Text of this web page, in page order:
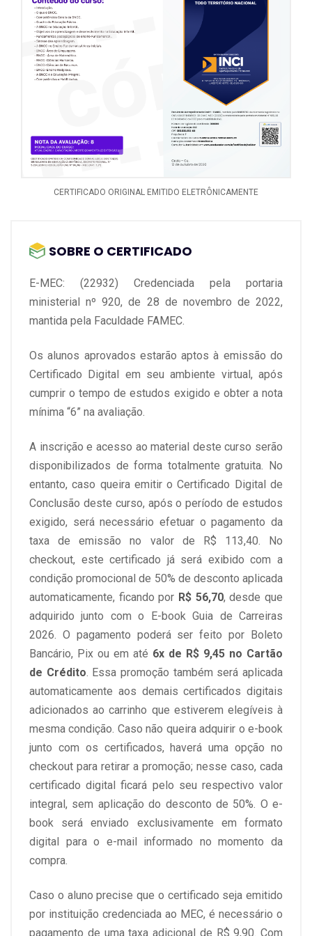
- Alguns aspectos importantes de serem observados.
- Uma breve história da Psicopedagogia.
- A Pedagogia no Brasil.
- Formação do Psicopedagogo na Instituição.
- A Reeducação: a atenção às adversidades.
- Psicopedagogia: medicina e educação.
- ABPP
- Código de ética da ABPP.
- Regulamentação da atividade de Psicopedagogia.
CERTIFICADO ORIGINAL EMITIDO ELETRÔNICAMENTE
SOBRE O CERTIFICADO
E-MEC: (22932) Credenciada pela portaria
ministerial nº 920, de 28 de novembro de 2022,
mantida pela Faculdade FAMEC.
Os alunos aprovados estarão aptos à emissão do
Certificado Digital em seu ambiente virtual, após
cumprir o tempo de estudos exigido e obter a nota
mínima “6” na avaliação.
A inscrição e acesso ao material deste curso serão
disponibilizados de forma totalmente gratuita. No
entanto, caso queira emitir o Certificado Digital de
Conclusão deste curso, após o período de estudos
exigido, será necessário efetuar o pagamento da
taxa de emissão no valor de R$ 113,40. No
checkout, este certificado já será exibido com a
condição promocional de 50% de desconto aplicada
automaticamente, ficando por R$ 56,70, desde que
adquirido junto com o E-book Guia de Carreiras
2026. O pagamento poderá ser feito por Boleto
Bancário, Pix ou em até 6x de R$ 9,45 no Cartão
de Crédito . Essa promoção também será aplicada
automaticamente aos demais certificados digitais
adicionados ao carrinho que estiverem elegíveis à
mesma condição. Caso não queira adquirir o e-book
junto com os certificados, haverá uma opção no
checkout para retirar a promoção; nesse caso, cada
certificado digital ficará pelo seu respectivo valor
integral, sem aplicação do desconto de 50%. O e-
book será enviado exclusivamente em formato
digital para o e-mail informado no momento da
compra.
Caso o aluno precise que o certificado seja emitido
por instituição credenciada ao MEC, é necessário o
pagamento de uma taxa adicional de R$ 9,90. Com